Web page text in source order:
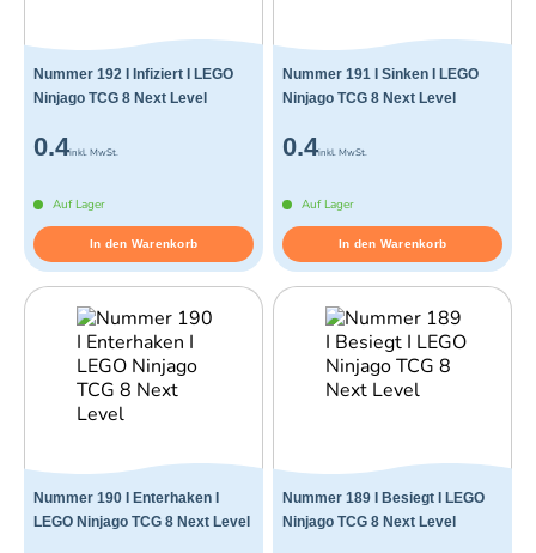
Nummer 192 I Infiziert I LEGO
Ninjago TCG 8 Next Level
0.4inkl. MwSt.
Auf Lager
In den Warenkorb
Nummer 191 I Sinken I LEGO
Ninjago TCG 8 Next Level
0.4inkl. MwSt.
Auf Lager
In den Warenkorb
Nummer 190 I Enterhaken I
LEGO Ninjago TCG 8 Next Level
Nummer 189 I Besiegt I LEGO
Ninjago TCG 8 Next Level